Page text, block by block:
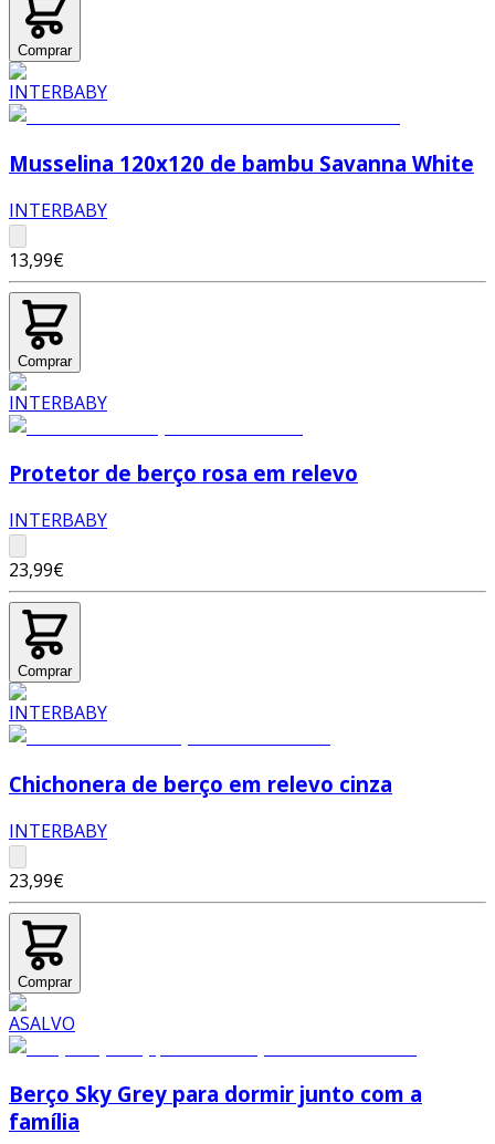
Comprar
Musselina 120x120 de bambu Savanna White
INTERBABY
13,99€
Comprar
Protetor de berço rosa em relevo
INTERBABY
23,99€
Comprar
Chichonera de berço em relevo cinza
INTERBABY
23,99€
Comprar
Berço Sky Grey para dormir junto com a
família